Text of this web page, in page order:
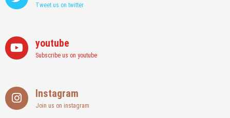
Tweet us on twitter
youtube
Subscribe us on youtube
Instagram
Join us on instagram